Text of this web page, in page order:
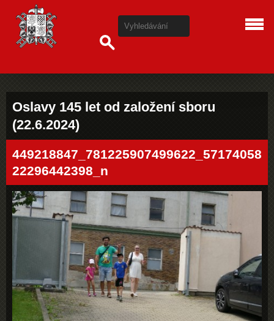
Oslavy 145 let od založení sboru
(22.6.2024)
449218847_781225907499622_57174058
22296442398_n